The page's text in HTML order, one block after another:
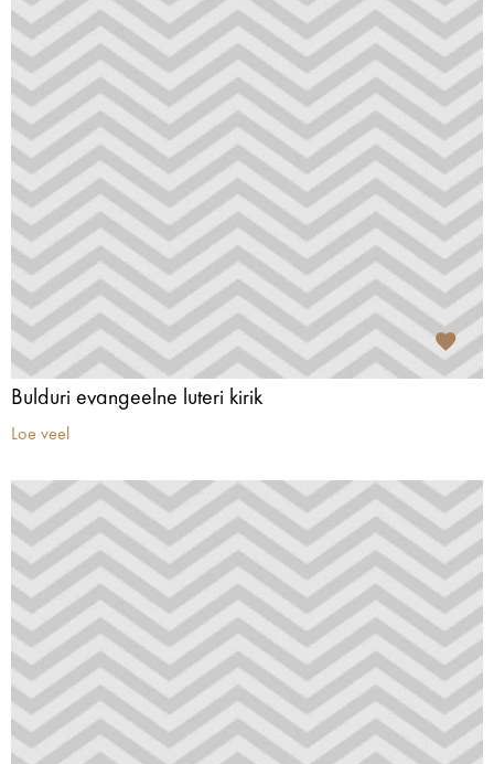
Bulduri evangeelne luteri kirik
Loe veel